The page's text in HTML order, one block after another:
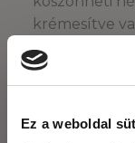
Ez a weboldal
krémesítve
szeretjük,
bármely fent
vitaminokban
vitaminban,